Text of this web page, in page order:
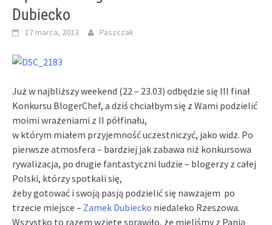
Dubiecko
17 marca, 2013 Paszczak
Już w najbliższy weekend (22 – 23.03) odbędzie się III finał
Konkursu BlogerChef, a dziś chciałbym się z Wami podzielić
moimi wrażeniami z II półfinału,
w którym miałem przyjemność uczestniczyć, jako widz. Po
pierwsze atmosfera – bardziej jak zabawa niż konkursowa
rywalizacja, po drugie fantastyczni ludzie – blogerzy z całej
Polski, którzy spotkali się,
żeby gotować i swoją pasją podzielić się nawzajem po
trzecie miejsce – Zamek Dubiecko niedaleko Rzeszowa.
Wszystko to razem wzięte sprawiło, że mieliśmy z Panią